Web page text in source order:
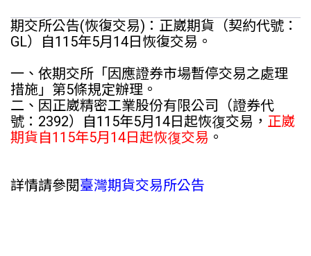
期交所公告(恢復交易)：正崴期貨（契約代號：
GL）自115年5月14日恢復交易。
一、依期交所「因應證券市場暫停交易之處理
措施」第5條規定辦理。
二、因正崴精密工業股份有限公司（證券代
號：2392）自115年5月14日起恢復交易， 正崴
期貨自115年5月14日起恢復交易 。
詳情請參閱臺灣期貨交易所公告